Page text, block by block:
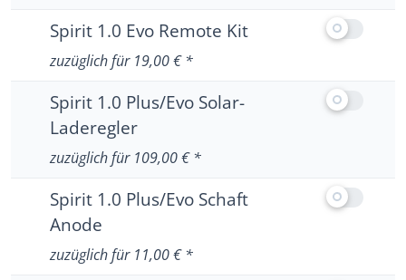
Keine weiteren Informationen zu Spirit 1.0
Spirit 1.0 Evo Remote Kit
zuzüglich für 19,00 € *
Keine weiteren Informationen zu Spirit 1.0
Spirit 1.0 Plus/Evo Solar-
Laderegler
zuzüglich für 109,00 € *
Keine weiteren Informationen zu Spirit 1.0
Spirit 1.0 Plus/Evo Schaft
Anode
zuzüglich für 11,00 € *